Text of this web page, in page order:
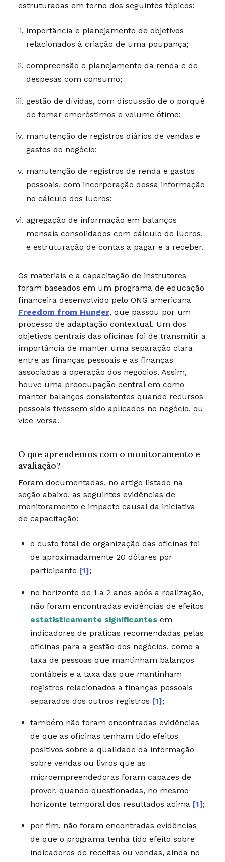
estruturadas em torno dos seguintes tópicos:
importância e planejamento de objetivos
relacionados à criação de uma poupança;
compreensão e planejamento da renda e de
despesas com consumo;
gestão de dívidas, com discussão de o porquê
de tomar empréstimos e volume ótimo;
manutenção de registros diários de vendas e
gastos do negócio;
manutenção de registros de renda e gastos
pessoais, com incorporação dessa informação
no cálculo dos lucros;
agregação de informação em balanços
mensais consolidados com cálculo de lucros,
e estruturação de contas a pagar e a receber.
Os materiais e a capacitação de instrutores
foram baseados em um programa de educação
financeira desenvolvido pelo ONG americana
Freedom from Hunger, que passou por um
processo de adaptação contextual. Um dos
objetivos centrais das oficinas foi de transmitir a
importância de manter uma separação clara
entre as finanças pessoais e as finanças
associadas à operação dos negócios. Assim,
houve uma preocupação central em como
manter balanços consistentes quando recursos
pessoais tivessem sido aplicados no negócio, ou
vice-versa.
O que aprendemos com o monitoramento e
avaliação?
Foram documentadas, no artigo listado na
seção abaixo, as seguintes evidências de
monitoramento e impacto causal da iniciativa
de capacitação:
o custo total de organização das oficinas foi
de aproximadamente 20 dólares por
participante [1];
no horizonte de 1 a 2 anos após a realização,
não foram encontradas evidências de efeitos
estatisticamente significantesem
indicadores de práticas recomendadas pelas
oficinas para a gestão dos negócios, como a
taxa de pessoas que mantinham balanços
contábeis e a taxa das que mantinham
registros relacionados a finanças pessoais
separados dos outros registros [1];
também não foram encontradas evidências
de que as oficinas tenham tido efeitos
positivos sobre a qualidade da informação
sobre vendas ou livros que as
microempreendedoras foram capazes de
prover, quando questionadas, no mesmo
horizonte temporal dos resultados acima [1];
por fim, não foram encontradas evidências
de que o programa tenha tido efeito sobre
indicadores de receitas ou vendas, ainda no